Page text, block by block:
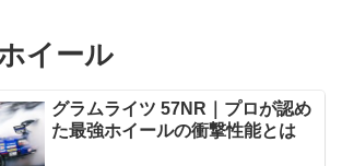
イール
グラムライツ 57NR｜プロが認め
た最強ホイールの衝撃性能とは